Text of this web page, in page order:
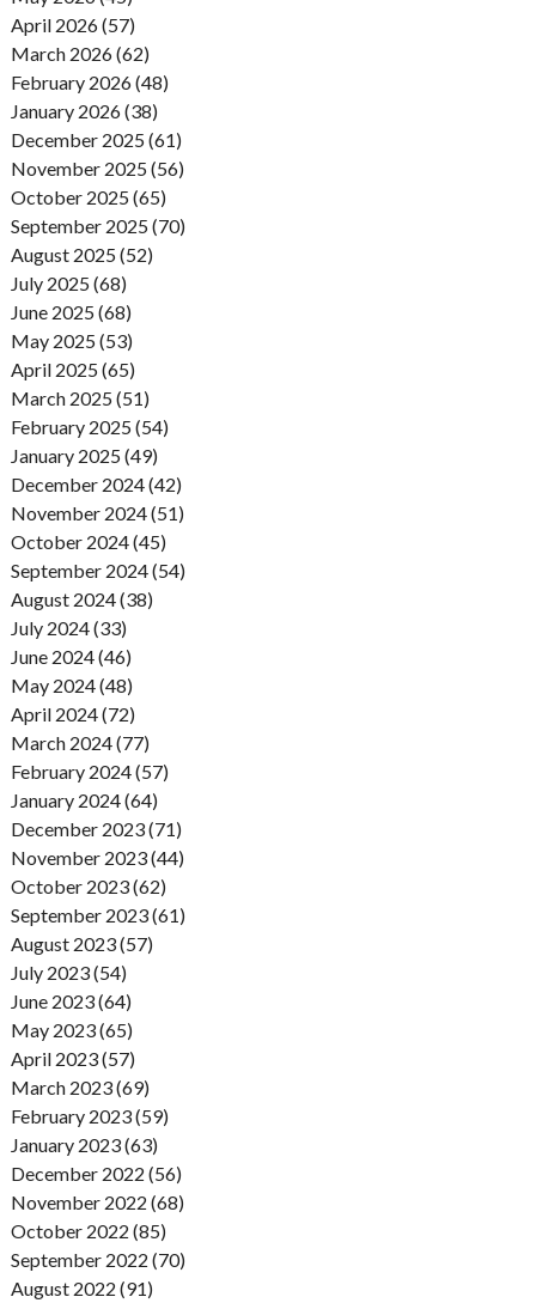
April 2026 (57)
March 2026 (62)
February 2026 (48)
January 2026 (38)
December 2025 (61)
November 2025 (56)
October 2025 (65)
September 2025 (70)
August 2025 (52)
July 2025 (68)
June 2025 (68)
May 2025 (53)
April 2025 (65)
March 2025 (51)
February 2025 (54)
January 2025 (49)
December 2024 (42)
November 2024 (51)
October 2024 (45)
September 2024 (54)
August 2024 (38)
July 2024 (33)
June 2024 (46)
May 2024 (48)
April 2024 (72)
March 2024 (77)
February 2024 (57)
January 2024 (64)
December 2023 (71)
November 2023 (44)
October 2023 (62)
September 2023 (61)
August 2023 (57)
July 2023 (54)
June 2023 (64)
May 2023 (65)
April 2023 (57)
March 2023 (69)
February 2023 (59)
January 2023 (63)
December 2022 (56)
November 2022 (68)
October 2022 (85)
September 2022 (70)
August 2022 (91)